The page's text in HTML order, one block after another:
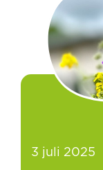
3 juli 2025